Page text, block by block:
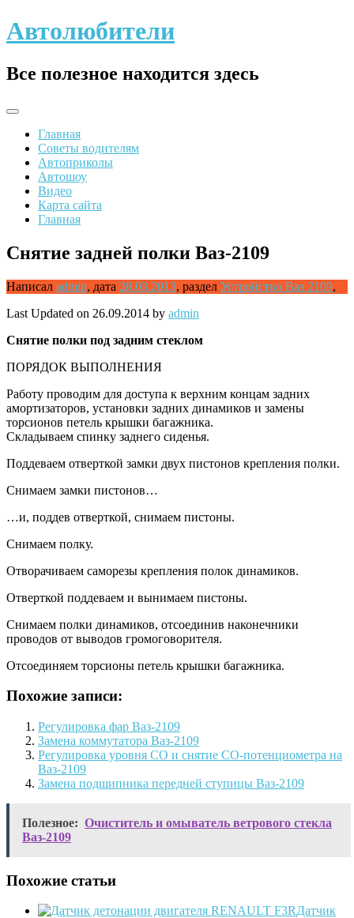
Skip
to
Автолюбители
Все полезное находится здесь
Главная
Советы водителям
Автоприколы
Автошоу
Видео
Карта сайта
Главная
Снятие задней полки Ваз-2109
Написал admin, дата 28.03.2013, раздел Устройство Ваз 2109,
Last Updated on 26.09.2014 by admin
Снятие полки под задним стеклом
ПОРЯДОК ВЫПОЛНЕНИЯ
Работу проводим для доступа к верхним концам задних
амортизаторов, установки задних динамиков и замены
торсионов петель крышки багажника.
Складываем спинку заднего сиденья.
Поддеваем отверткой замки двух пистонов крепления полки.
Снимаем замки пистонов…
…и, поддев отверткой, снимаем пистоны.
Снимаем полку.
Отворачиваем саморезы крепления полок динамиков.
Отверткой поддеваем и вынимаем пистоны.
Снимаем полки динамиков, отсоединив наконечники
проводов от выводов громоговорителя.
Отсоединяем торсионы петель крышки багажника.
Похожие записи:
Регулировка фар Ваз-2109
Замена коммутатора Ваз-2109
Регулировка уровня СО и снятие СО-потенциометра на
Ваз-2109
Замена подшипника передней ступицы Ваз-2109
Полезное: Очиститель и омыватель ветрового стекла
Ваз-2109
Похожие статьи
Датчик